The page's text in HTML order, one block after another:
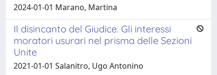
2024-01-01 Marano, Martina
Il disincanto del Giudice. Gli interessi
moratori usurari nel prisma delle Sezioni
Unite
2021-01-01 Salanitro, Ugo Antonino